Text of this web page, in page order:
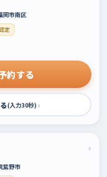
岡市南区
定
約する
(入力30秒) ›
›
紫野市